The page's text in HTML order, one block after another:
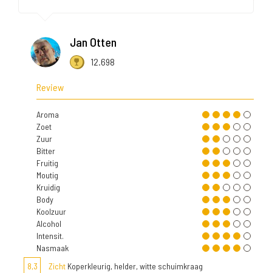
Jan Otten
12.698
Review
Aroma
Zoet
Zuur
Bitter
Fruitig
Moutig
Kruidig
Body
Koolzuur
Alcohol
Intensit.
Nasmaak
8,3
Zicht Koperkleurig, helder, witte schuimkraag